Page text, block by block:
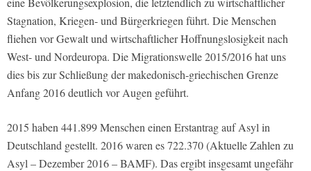
Stagnation, Kriegen- und Bürgerkriegen führt. Die Menschen
fliehen vor Gewalt und wirtschaftlicher Hoffnungslosigkeit nach
West- und Nordeuropa. Die Migrationswelle 2015/2016 hat uns
dies bis zur Schließung der makedonisch-griechischen Grenze
Anfang 2016 deutlich vor Augen geführt.
2015 haben 441.899 Menschen einen Erstantrag auf Asyl in
Deutschland gestellt. 2016 waren es 722.370 (Aktuelle Zahlen zu
Asyl – Dezember 2016 – BAMF). Das ergibt insgesamt ungefähr